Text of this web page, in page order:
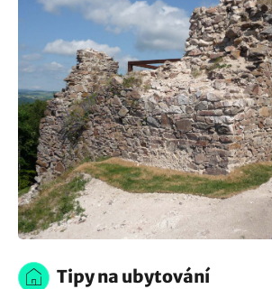
Tipy na ubytování